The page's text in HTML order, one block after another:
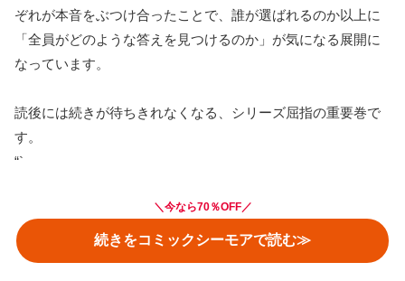
ぞれが本音をぶつけ合ったことで、誰が選ばれるのか以上に
「全員がどのような答えを見つけるのか」が気になる展開に
なっています。
読後には続きが待ちきれなくなる、シリーズ屈指の重要巻で
す。
“`
＼今なら70％OFF／
続きをコミックシーモアで読む≫